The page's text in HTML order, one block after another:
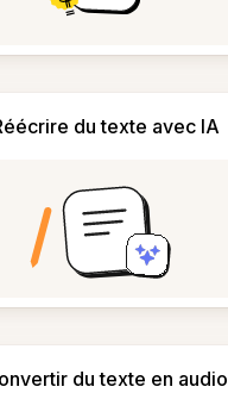
du texte avec IA
du texte en audio